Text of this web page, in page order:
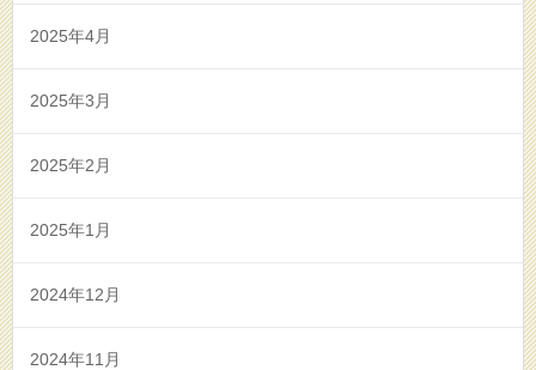
2025年4月
2025年3月
2025年2月
2025年1月
2024年12月
2024年11月